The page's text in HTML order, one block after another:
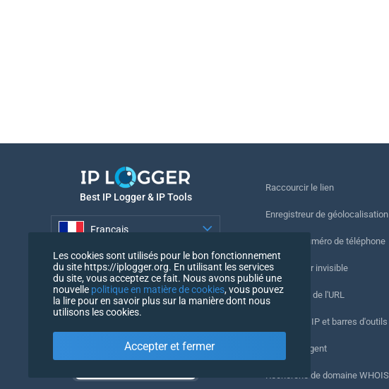
Best IP Logger & IP Tools
Français
Français
Raccourcir le lien
Enregistreur de géolocalisation
Suivre le numéro de téléphone
Enregistreur invisible
Vérification de l'URL
Compteurs IP et barres d'outils
Mon UserAgent
Recherche de domaine WHOIS
Les cookies sont utilisés pour le bon fonctionnement
du site https://iplogger.org. En utilisant les services
du site, vous acceptez ce fait. Nous avons publié une
nouvelle politique en matière de cookies, vous pouvez
la lire pour en savoir plus sur la manière dont nous
utilisons les cookies.
Accepter et fermer